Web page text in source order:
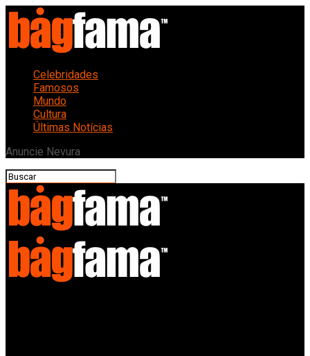
Celebridades
Famosos
Mundo
Cultura
Últimas Notícias
Anuncie Nevura